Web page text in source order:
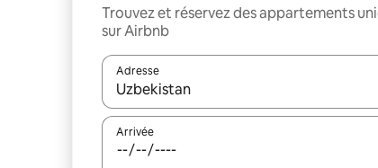
Trouvez et réservez des appartements
sur Airbnb
Adresse
Lorsque les résultats s'affichent, utilisez les
Arrivée